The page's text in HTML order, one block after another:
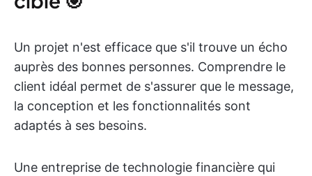
Un projet n'est efficace que s'il trouve un écho
auprès des bonnes personnes. Comprendre le
client idéal permet de s'assurer que le message,
la conception et les fonctionnalités sont
adaptés à ses besoins.
Une entreprise de technologie financière qui